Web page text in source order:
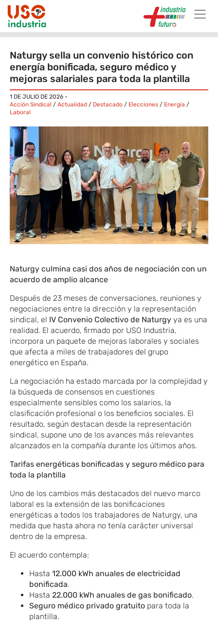
Skip to main content
Naturgy sella un convenio histórico con
energía bonificada, seguro médico y
mejoras salariales para toda la plantilla
1 DE JULIO DE 2026 -
Acción Sindical / Actualidad / Destacado / Elecciones / Energía /
Laboral
Naturgy culmina casi dos años de negociación con un
acuerdo de amplio alcance
Después de 23 meses de conversaciones, reuniones y
negociaciones entre la dirección y la representación
sindical, el IV Convenio Colectivo de Naturgy ya es una
realidad. El acuerdo, firmado por USO Industria,
incorpora un paquete de mejoras laborales y sociales
que afecta a miles de trabajadores del grupo
energético en España.
La negociación ha estado marcada por la complejidad y
la búsqueda de consensos en cuestiones
especialmente sensibles como los salarios, la
clasificación profesional o los beneficios sociales. El
resultado, según destacan desde la representación
sindical, supone uno de los avances más relevantes
alcanzados en la compañía durante los últimos años.
Tarifas energéticas bonificadas y seguro médico para
toda la plantilla
Uno de los cambios más destacados del nuevo marco
laboral es la extensión de las bonificaciones
energéticas a todos los trabajadores de Naturgy, una
medida que hasta ahora no tenía carácter universal
dentro de la empresa.
El acuerdo contempla:
Hasta 12.000 kWh anuales de electricidad
bonificada.
Hasta 22.000 kWh anuales de gas bonificado.
Seguro médico privado gratuito para toda la
plantilla.